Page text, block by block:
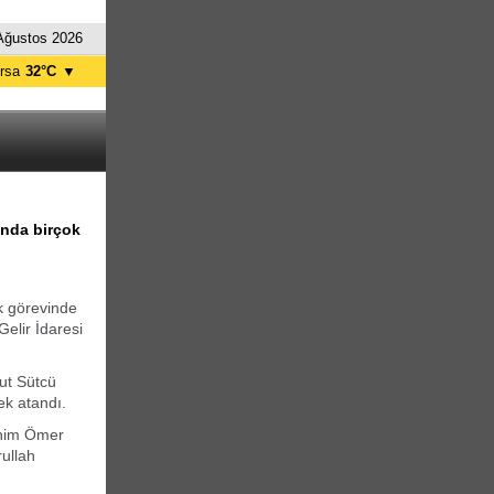
2026
32°C ▼
birçok
görevinde
İdaresi
Sütcü
atandı.
Ömer